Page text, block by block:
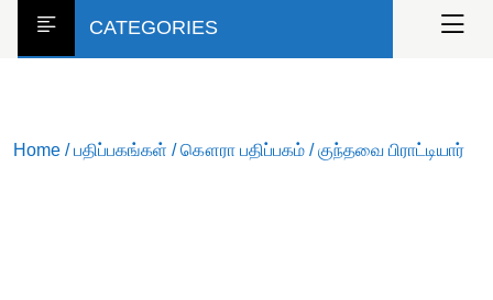
CATEGORIES
Home /பதிப்பகங்கள் /கௌரா பதிப்பகம் / குந்தவை பிராட்டியார்